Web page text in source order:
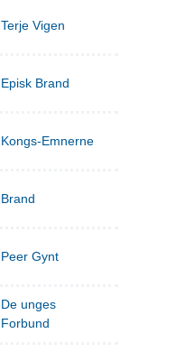
Terje Vigen
Episk Brand
Kongs-Emnerne
Brand
Peer Gynt
De unges
Forbund